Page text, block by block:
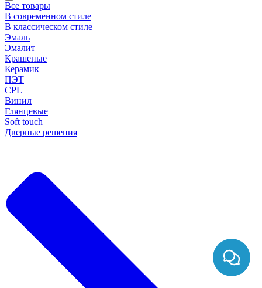
Все товары
В современном стиле
В классическом стиле
Эмаль
Эмалит
Крашеные
Керамик
ПЭТ
CPL
Винил
Глянцевые
Soft touch
Дверные решения